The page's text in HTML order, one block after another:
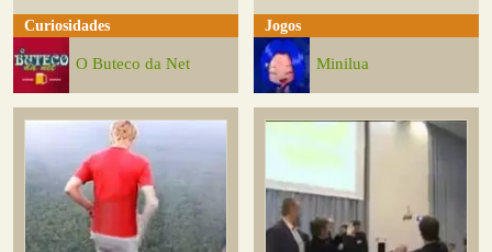
Curiosidades
O Buteco da Net
Jogos
Minilua